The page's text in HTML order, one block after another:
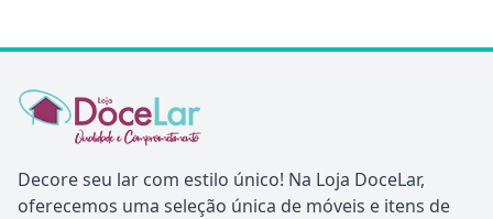
Decore seu lar com estilo único! Na Loja DoceLar,
oferecemos uma seleção única de móveis e itens de